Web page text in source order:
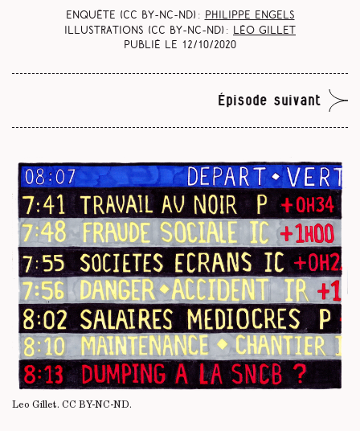
Enquête (CC BY-NC-ND) :
Philippe Engels
Illustrations (CC BY-NC-ND) :
Léo Gillet
Publié le 12/10/2020
Épisode suivant
Leo Gillet. CC BY-NC-ND.